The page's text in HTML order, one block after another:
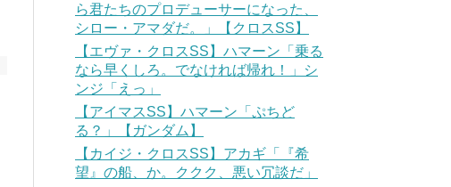
ら君たちのプロデューサーになった、
シロー・アマダだ。」【クロスSS】
【エヴァ・クロスSS】ハマーン「乗る
なら早くしろ。でなければ帰れ！」シ
ンジ「えっ」
【アイマスSS】ハマーン「ぷちど
る？」【ガンダム】
【カイジ・クロスSS】アカギ「『希
望』の船、か。ククク、悪い冗談だ」